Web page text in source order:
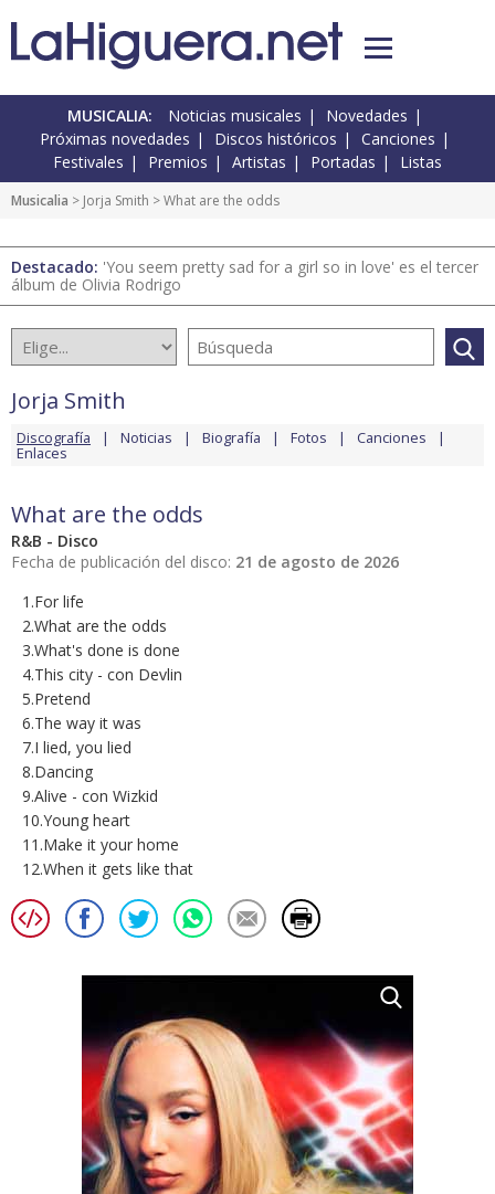
MUSICALIA: Noticias musicales
Novedades
Próximas novedades
Discos históricos
Canciones
Festivales
Premios Artistas Portadas Listas
Musicalia > Jorja Smith > What are the odds
Destacado: 'You seem pretty sad for a girl so in love' es el tercer
álbum de Olivia Rodrigo
Jorja Smith
Discografía Noticias Biografía Fotos Canciones
Enlaces
What are the odds
R&B - Disco
Fecha de publicación del disco: 21 de agosto de 2026
1.For life
2.What are the odds
3.What's done is done
4.This city - con Devlin
5.Pretend
6.The way it was
7.I lied, you lied
8.Dancing
9.Alive - con Wizkid
10.Young heart
11.Make it your home
12.When it gets like that